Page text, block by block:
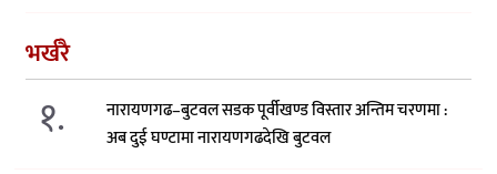
भर्खरै
१.
नारायणगढ–बुटवल सडक पूर्वीखण्ड विस्तार अन्तिम चरणमा :
अब दुई घण्टामा नारायणगढदेखि बुटवल